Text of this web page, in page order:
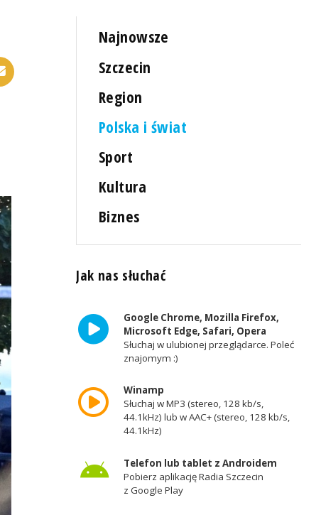
Najnowsze
Szczecin
Region
Polska i świat
Sport
Kultura
Biznes
Jak nas słuchać
Google Chrome, Mozilla Firefox,
Microsoft Edge, Safari, Opera
Słuchaj w ulubionej przeglądarce. Poleć
znajomym :)
Winamp
Słuchaj w MP3 (stereo, 128 kb/s,
44.1kHz) lub w AAC+ (stereo, 128 kb/s,
44.1kHz)
Telefon lub tablet z Androidem
Pobierz aplikację Radia Szczecin
z Google Play